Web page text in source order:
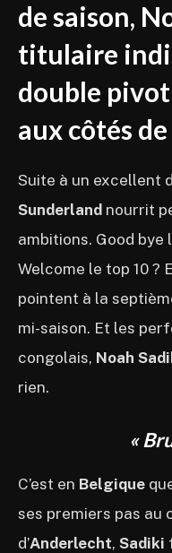
de saison,
titulaire
double pivot
aux côtés
Suite à un excellent
Sunderland nourrit
ambitions. Good
Welcome le top 10 ?
pointent à la
mi-saison. Et les
congolais, Noah
rien.
«
C’est en Belgique
ses premiers pas au
d’Anderlecht, Sadiki